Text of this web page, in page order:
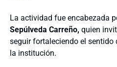
La actividad fue encabezada
Sepúlveda Carreño, quien
seguir fortaleciendo el
la institución.